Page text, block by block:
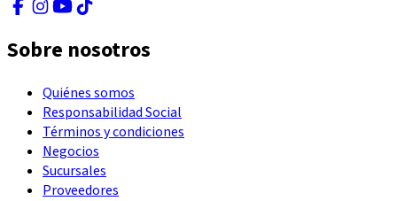
Sobre nosotros
Quiénes somos
Responsabilidad Social
Términos y condiciones
Negocios
Sucursales
Proveedores